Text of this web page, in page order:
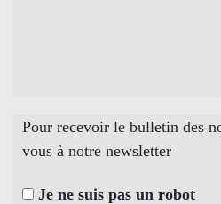
Pour recevoir le bulletin des
vous à notre newsletter
Je ne suis pas un robot